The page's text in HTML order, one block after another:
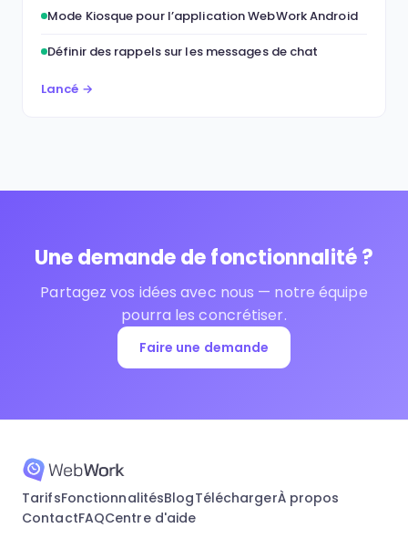
Mode Kiosque pour l’application WebWork Android
Définir des rappels sur les messages de chat
Lancé →
Une demande de fonctionnalité ?
Partagez vos idées avec nous — notre équipe
pourra les concrétiser.
Faire une demande
TarifsFonctionnalitésBlogTéléchargerÀ propos
ContactFAQCentre d'aide